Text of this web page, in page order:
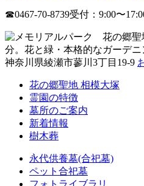
☎0467-70-8739受付：9:00〜
神奈川県綾瀬市蓼川3丁目19-9
花の郷聖地 相模大塚
霊園の特徴
墓所のご案内
新着情報
樹木葬
永代供養墓(合祀墓)
ペット合祀墓
フォトライブラリ